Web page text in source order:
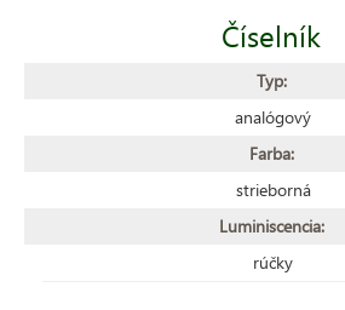
Číselník
Typ:
analógový
Farba:
strieborná
Luminiscencia:
rúčky